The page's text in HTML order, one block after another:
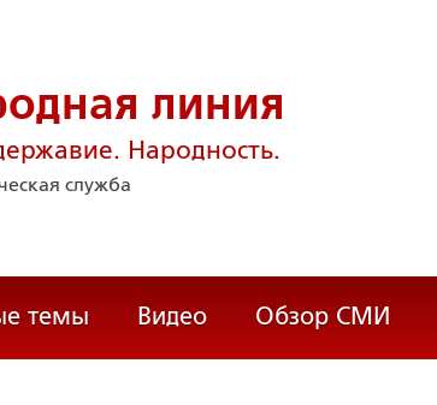
линия
Народность.
служба
темы Видео Обзор СМИ